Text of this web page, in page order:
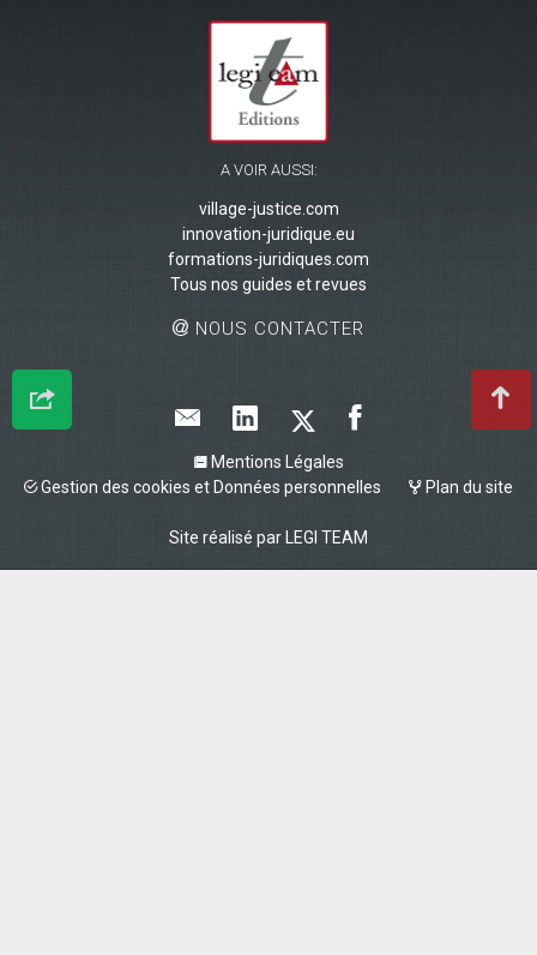
A VOIR AUSSI:
village-justice.com
innovation-juridique.eu
formations-juridiques.com
Tous nos guides et revues
NOUS CONTACTER
Mentions Légales
Gestion des cookies et Données personnelles
Plan du site
Site réalisé par LEGI TEAM